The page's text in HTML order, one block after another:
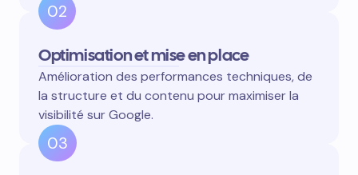
02
Optimisation et mise en place
Amélioration des performances techniques, de
la structure et du contenu pour maximiser la
visibilité sur Google.
03